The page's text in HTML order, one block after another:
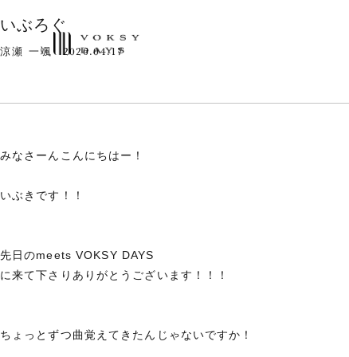
いぶろぐ
涼瀬 一颯 2026.04.17
みなさーんこんにちはー！
いぶきです！！
先日のmeets VOKSY DAYS
に来て下さりありがとうございます！！！
ちょっとずつ曲覚えてきたんじゃないですか！